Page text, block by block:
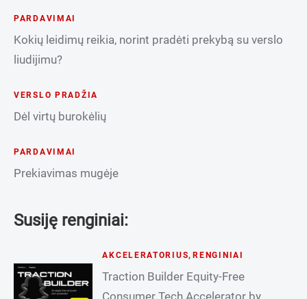
PARDAVIMAI
Kokių leidimų reikia, norint pradėti prekybą su verslo
liudijimu?
VERSLO PRADŽIA
Dėl virtų burokėlių
PARDAVIMAI
Prekiavimas mugėje
Susiję renginiai:
AKCELERATORIUS,RENGINIAI
Traction Builder Equity-Free
Consumer Tech Accelerator by